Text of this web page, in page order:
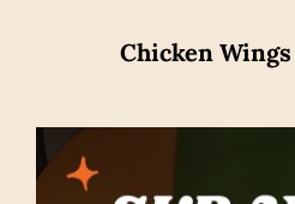
Chicken